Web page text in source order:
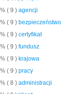
( 9 ) agencji
( 9 ) bezpieczeństwo
( 9 ) certyfikat
( 9 ) fundusz
( 9 ) krajowa
( 9 ) pracy
( 8 ) administracji